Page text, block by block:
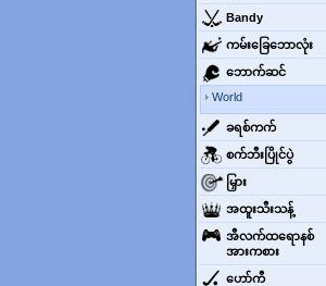
‌Bandy
‌ကမ်းခြေဘောလုံး
‌ဘောက်ဆင်
World
‌ခရစ်ကက်
‌စက်ဘီးပြိုင်ပွဲ
‌မြှား
‌အထူးသီးသန့်
‌အီလက်ထရောနစ်
အားကစား
ဟော်ကီ